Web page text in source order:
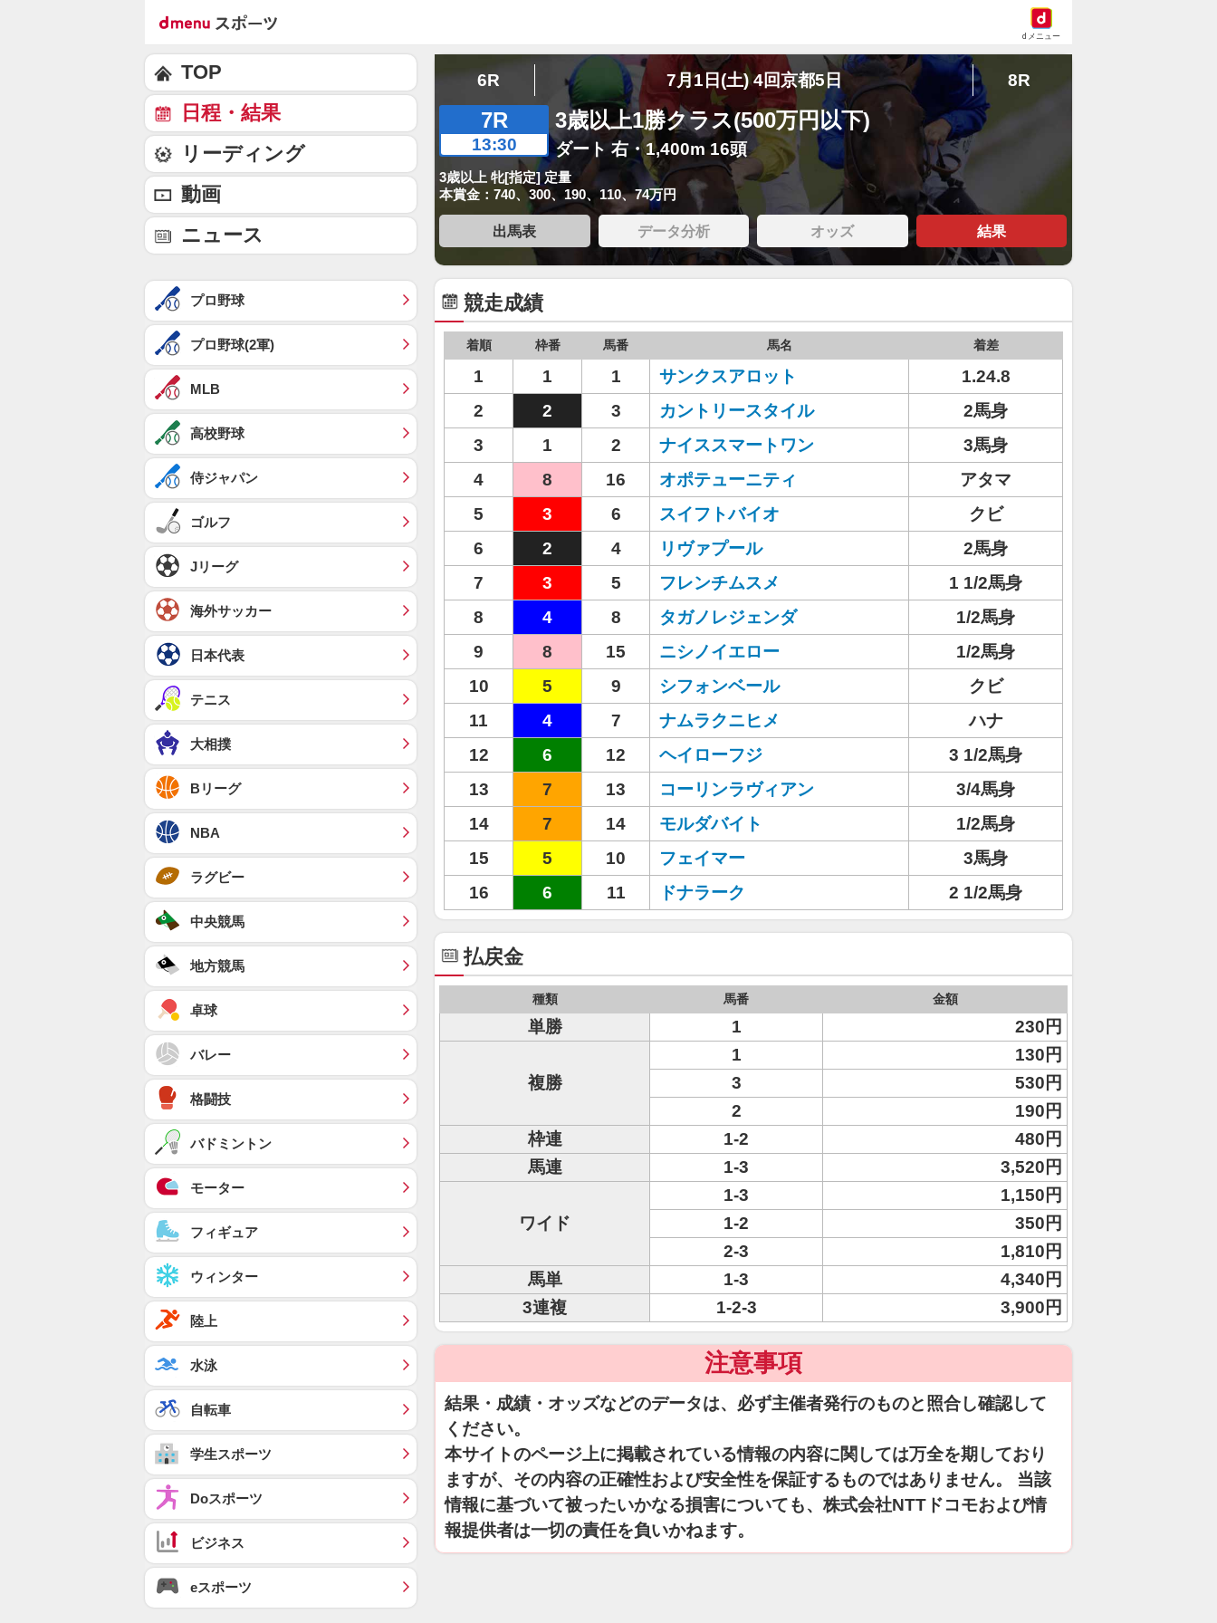
dメニュー
6R 7月1日(土) 4回京都5日 8R
7R
13:30
3歳以上1勝クラス(500万円以下)
ダート 右・1,400m 16頭
3歳以上 牝[指定] 定量
本賞金：740、300、190、110、74万円
出馬表 データ分析 オッズ 結果
競走成績
着順 枠番 馬番 馬名 着差
1 1 1 サンクスアロット
1.24.8
2
2 3 カントリースタイル
2馬身
3
1 2 ナイススマートワン
3馬身
4
8 16 オポテューニティ
アタマ
5
3 6 スイフトバイオ
クビ
6
2 4 リヴァプール
2馬身
7
3 5 フレンチムスメ
1 1/2馬身
8
4 8 タガノレジェンダ
1/2馬身
9
8 15 ニシノイエロー
1/2馬身
10
5 9 シフォンベール
クビ
11
4 7 ナムラクニヒメ
ハナ
12
6 12 ヘイローフジ
3 1/2馬身
13
7 13 コーリンラヴィアン
3/4馬身
14
7 14 モルダバイト
1/2馬身
15
5 10 フェイマー
3馬身
16
6 11 ドナラーク 2 1/2馬身
払戻金
種類 馬番 金額
単勝 1 230円
複勝
1
130円
3
530円
2
190円
枠連
1-2
480円
馬連
1-3 3,520円
ワイド
1-3
1,150円
1-2
350円
2-3
1,810円
馬単
1-3
4,340円
3連複
1-2-3 3,900円
注意事項
結果・成績・オッズなどのデータは、必ず主催者発行のものと照合し確認して
ください。
本サイトのページ上に掲載されている情報の内容に関しては万全を期しており
ますが、その内容の正確性および安全性を保証するものではありません。 当該
情報に基づいて被ったいかなる損害についても、株式会社NTTドコモおよび情
報提供者は一切の責任を負いかねます。
TOP
日程・結果
リーディング
動画
ニュース
プロ野球
プロ野球(2軍)
MLB
高校野球
侍ジャパン
ゴルフ
Jリーグ
海外サッカー
日本代表
テニス
大相撲
Bリーグ
NBA
ラグビー
中央競馬
地方競馬
卓球
バレー
格闘技
バドミントン
モーター
フィギュア
ウィンター
陸上
水泳
自転車
学生スポーツ
Doスポーツ
ビジネス
eスポーツ